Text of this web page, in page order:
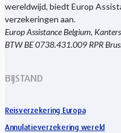
wereldwijd, biedt Europ
verzekeringen aan.
Europ Assistance Belgium,
BTW BE 0738.431.009 RPR
BIJSTAND
Reisverzekering Europa
Annulatieverzekering wereld